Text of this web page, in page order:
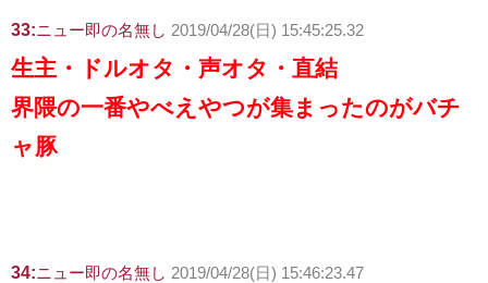
33:ニュー即の名無し 2019/04/28(日) 15:45:25.32
生主・ドルオタ・声オタ・直結
界隈の一番やべえやつが集まったのがバチ
ャ豚
34:ニュー即の名無し 2019/04/28(日) 15:46:23.47